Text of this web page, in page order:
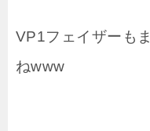
VP1フェイザーも
ねwww